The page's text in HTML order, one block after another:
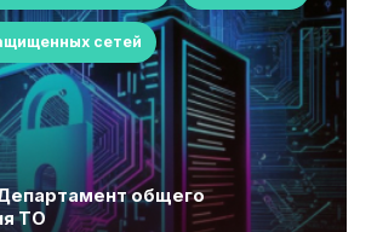
сетей
общего
ТО